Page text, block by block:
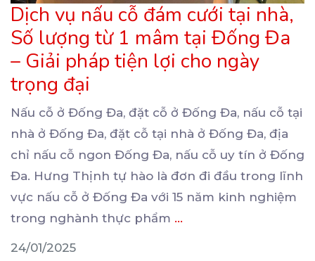
Dịch vụ nấu cỗ đám cưới tại nhà,
Số lượng từ 1 mâm tại Đống Đa
– Giải pháp tiện lợi cho ngày
trọng đại
Nấu cỗ ở Đống Đa, đặt cỗ ở Đống Đa, nấu cỗ tại
nhà ở Đống Đa, đặt cỗ tại nhà ở Đống Đa, địa
chỉ nấu cỗ ngon Đống Đa, nấu cỗ uy tín ở Đống
Đa. Hưng Thịnh tự hào là đơn đi đầu trong lĩnh
vực nấu cỗ ở Đống Đa với 15 năm kinh nghiệm
trong nghành thực phẩm ...
24/01/2025